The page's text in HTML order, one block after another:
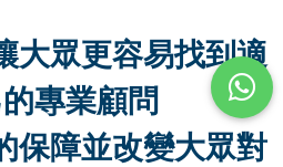
大眾更容易找到適
專業顧問
保障並改變大眾對